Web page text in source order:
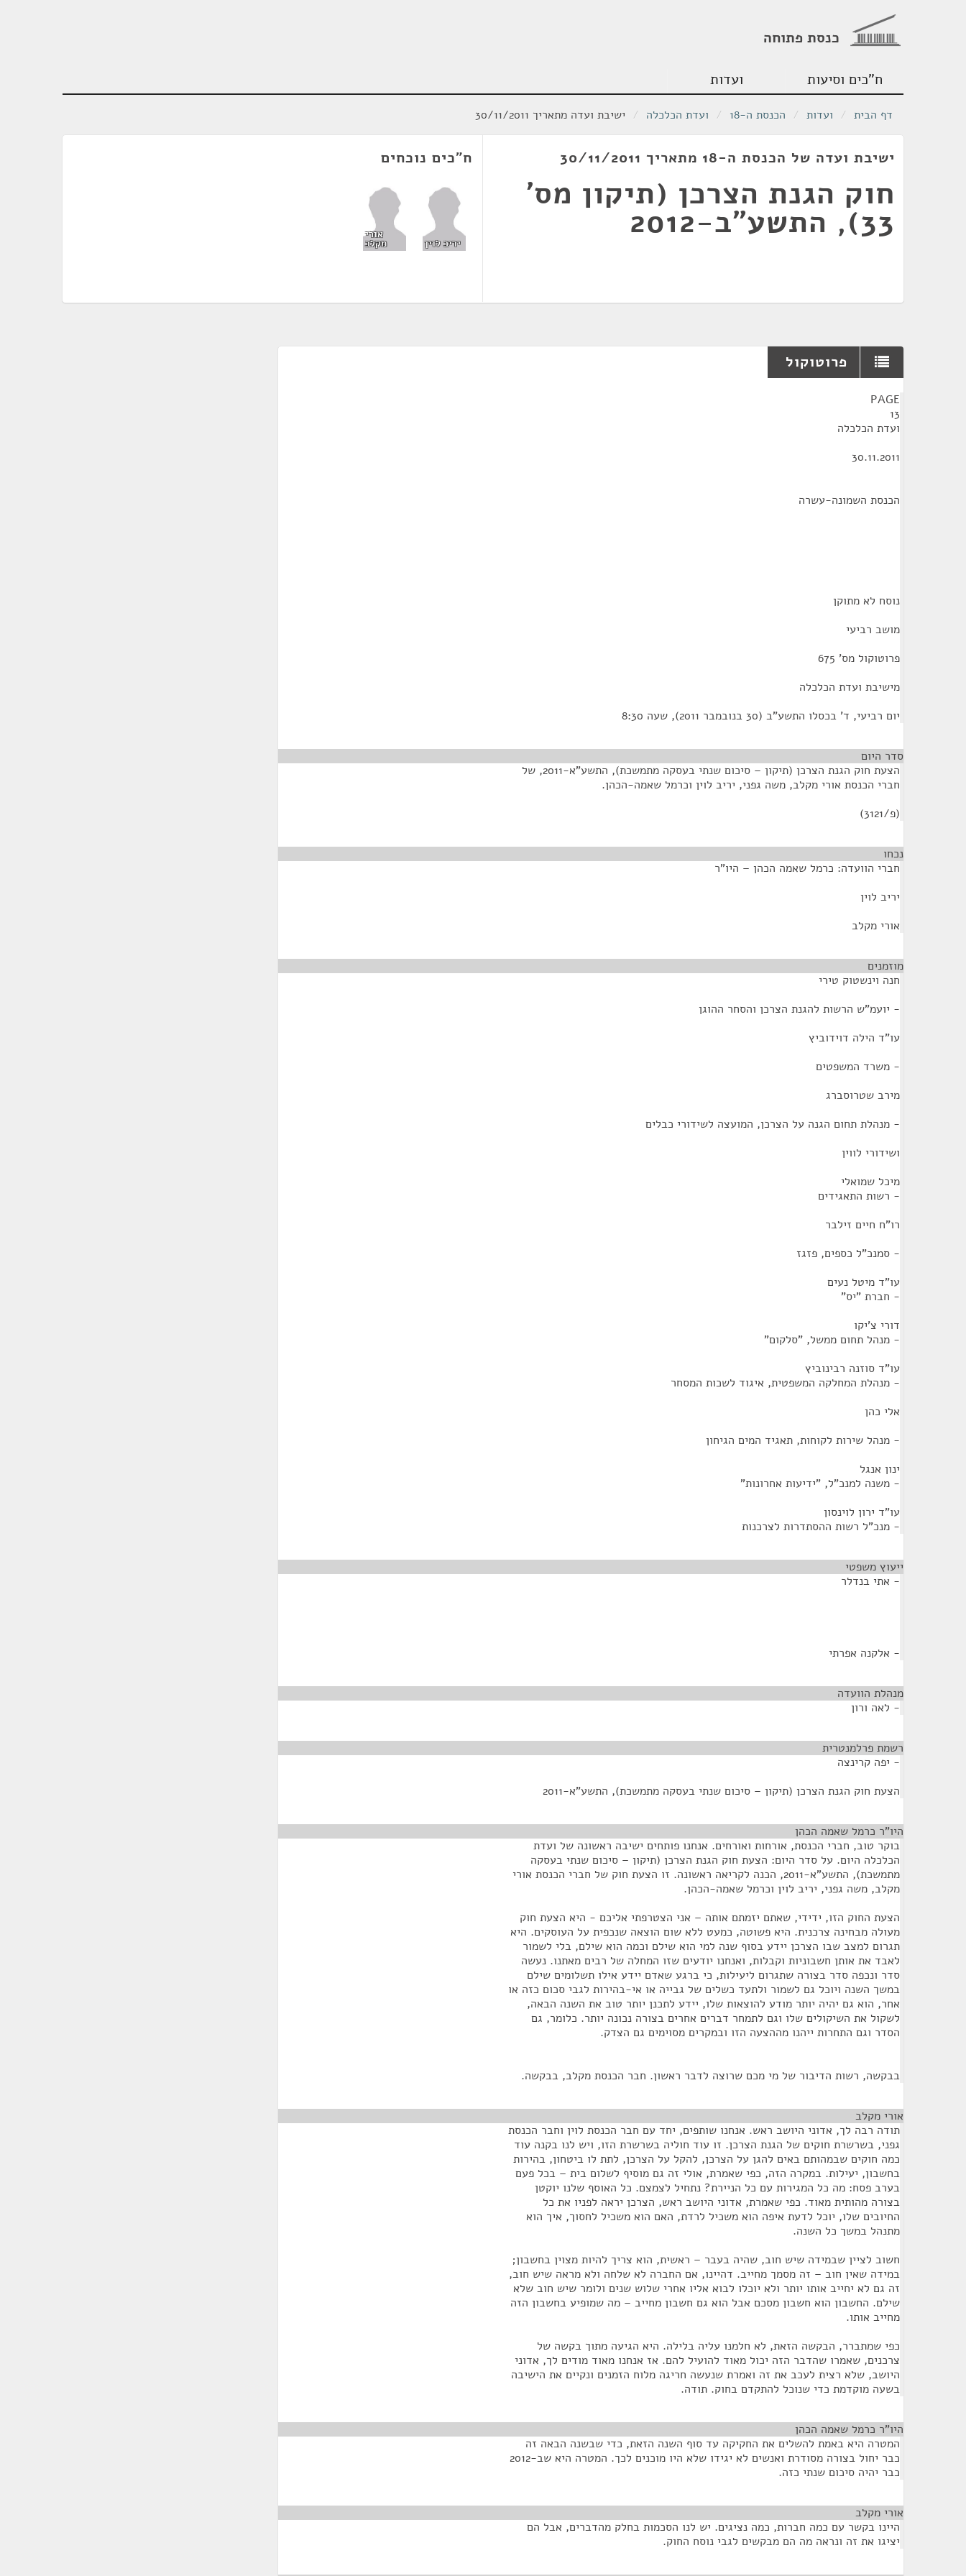
כנסת פתוחה
ח"כים וסיעות ועדות
דף הבית / ועדות / הכנסת ה-18 / ועדת הכלכלה / ישיבת ועדה מתאריך 30/11/2011
ישיבת ועדה של הכנסת ה-18 מתאריך 30/11/2011
חוק הגנת הצרכן (תיקון מס'
33), התשע"ב-2012
ח"כים נוכחים
יריב לוין
אורי
מקלב
פרוטוקול
PAGE
13
ועדת הכלכלה
30.11.2011
הכנסת השמונה-עשרה
נוסח לא מתוקן
מושב רביעי
פרוטוקול מס' 675
מישיבת ועדת הכלכלה
יום רביעי, ד' בכסלו התשע"ב (30 בנובמבר 2011), שעה 8:30
סדר היום
הצעת חוק הגנת הצרכן (תיקון – סיכום שנתי בעסקה מתמשכת), התשע"א-2011, של
חברי הכנסת אורי מקלב, משה גפני, יריב לוין וכרמל שאמה-הכהן.
(פ/3121)
נכחו
חברי הוועדה: כרמל שאמה הכהן – היו"ר
יריב לוין
אורי מקלב
מוזמנים
חנה וינשטוק טירי
- יועמ"ש הרשות להגנת הצרכן והסחר ההוגן
עו"ד הילה דוידוביץ
- משרד המשפטים
מירב שטרוסברג
- מנהלת תחום הגנה על הצרכן, המועצה לשידורי כבלים
ושידורי לווין
מיכל שמואלי
- רשות התאגידים
רו"ח חיים זילבר
- סמנכ"ל כספים, פזגז
עו"ד מיטל נעים
- חברת "יס"
דורי צ'יקו
- מנהל תחום ממשל, "סלקום"
עו"ד סוזנה רבינוביץ
- מנהלת המחלקה המשפטית, איגוד לשכות המסחר
אלי כהן
- מנהל שירות לקוחות, תאגיד המים הגיחון
ינון אנגל
- משנה למנכ"ל, "ידיעות אחרונות"
עו"ד ירון לוינסון
- מנכ"ל רשות ההסתדרות לצרכנות
ייעוץ משפטי
- אתי בנדלר
- אלקנה אפרתי
מנהלת הוועדה
- לאה ורון
רשמת פרלמנטרית
- יפה קרינצה
הצעת חוק הגנת הצרכן (תיקון – סיכום שנתי בעסקה מתמשכת), התשע"א-2011
היו"ר כרמל שאמה הכהן
בוקר טוב, חברי הכנסת, אורחות ואורחים. אנחנו פותחים ישיבה ראשונה של ועדת
הכלכלה היום. על סדר היום: הצעת חוק הגנת הצרכן (תיקון – סיכום שנתי בעסקה
מתמשכת), התשע"א-2011, הכנה לקריאה ראשונה. זו הצעת חוק של חברי הכנסת אורי
מקלב, משה גפני, יריב לוין וכרמל שאמה-הכהן.
הצעת החוק הזו, ידידי, שאתם יזמתם אותה – אני הצטרפתי אליכם - היא הצעת חוק
מעולה מבחינה צרכנית. היא פשוטה, כמעט ללא שום הוצאה שנכפית על העוסקים. היא
תגרום למצב שבו הצרכן יידע בסוף שנה למי הוא שילם וכמה הוא שילם, בלי לשמור
לאבד את אותן חשבוניות וקבלות, ואנחנו יודעים שזו המחלה של רבים מאתנו. נעשה
סדר ונכפה סדר בצורה שתגרום ליעילות, כי ברגע שאדם יידע אילו תשלומים שילם
במשך השנה ויוכל גם לשמור ולתעד כשלים של גבייה או אי-בהירות לגבי סכום כזה או
אחר, הוא גם יהיה יותר מודע להוצאות שלו, יידע לתכנן יותר טוב את השנה הבאה,
לשקול את השיקולים שלו וגם לתמחר דברים אחרים בצורה נכונה יותר. כלומר, גם
הסדר וגם התחרות ייהנו מההצעה הזו ובמקרים מסוימים גם הצדק.
בבקשה, רשות הדיבור של מי מכם שרוצה לדבר ראשון. חבר הכנסת מקלב, בבקשה.
אורי מקלב
תודה רבה לך, אדוני היושב ראש. אנחנו שותפים, יחד עם חבר הכנסת לוין וחבר הכנסת
גפני, בשרשרת חוקים של הגנת הצרכן. זו עוד חוליה בשרשרת הזו, ויש לנו בקנה עוד
כמה חוקים שבמהותם באים להגן על הצרכן, להקל על הצרכן, לתת לו ביטחון, בהירות
בחשבון, יעילות. במקרה הזה, כפי שאמרת, אולי זה גם מוסיף לשלום בית – בכל פעם
בערב פסח: מה כל המגירות עם כל הניירת? נתחיל לצמצם. כל האוסף שלנו יוקטן
בצורה מהותית מאוד. כפי שאמרת, אדוני היושב ראש, הצרכן יראה לפניו את כל
החיובים שלו, יוכל לדעת איפה הוא משכיל לרדת, האם הוא משכיל לחסוך, איך הוא
מתנהל במשך כל השנה.
חשוב לציין שבמידה שיש חוב, שהיה בעבר – ראשית, הוא צריך להיות מצוין בחשבון;
במידה שאין חוב – זה מסמך מחייב. דהיינו, אם החברה לא שלחה ולא מראה שיש חוב,
זה גם לא יחייב אותו יותר ולא יוכלו לבוא אליו אחרי שלוש שנים ולומר שיש חוב שלא
שילם. החשבון הוא חשבון מסכם אבל הוא גם חשבון מחייב – מה שמופיע בחשבון הזה
מחייב אותו.
כפי שמתברר, הבקשה הזאת, לא חלמנו עליה בלילה. היא הגיעה מתוך בקשה של
צרכנים, שאמרו שהדבר הזה יכול מאוד להועיל להם. אז אנחנו מאוד מודים לך, אדוני
היושב, שלא רצית לעכב את זה ואמרת שנעשה חריגה מלוח הזמנים ונקיים את הישיבה
בשעה מוקדמת כדי שנוכל להתקדם בחוק. תודה.
היו"ר כרמל שאמה הכהן
המטרה היא באמת להשלים את החקיקה עד סוף השנה הזאת, כדי שבשנה הבאה זה
כבר יחול בצורה מסודרת ואנשים לא יגידו שלא היו מוכנים לכך. המטרה היא שב-2012
כבר יהיה סיכום שנתי כזה.
אורי מקלב
היינו בקשר עם כמה חברות, כמה נציגים. יש לנו הסכמות בחלק מהדברים, אבל הם
יציגו את זה ונראה מה הם מבקשים לגבי נוסח החוק.